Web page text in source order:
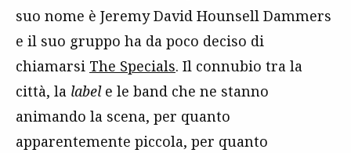
suo nome è Jeremy David Hounsell Dammers
e il suo gruppo ha da poco deciso di
chiamarsi The Specials. Il connubio tra la
città, la labele le band che ne stanno
animando la scena, per quanto
apparentemente piccola, per quanto